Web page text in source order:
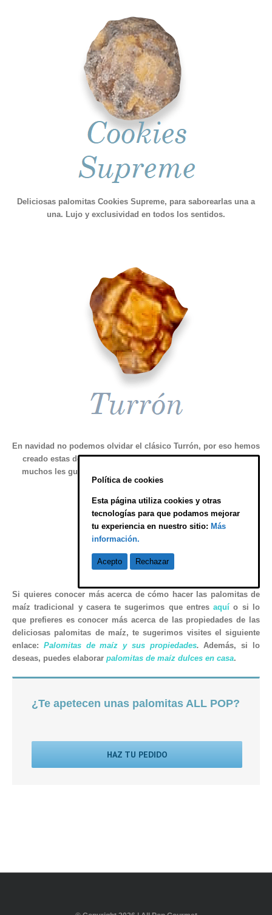
Deliciosas palomitas Cookies Supreme, para saborearlas una a
una. Lujo y exclusividad en todos los sentidos.
En navidad no podemos olvidar el clásico Turrón, por eso hemos
creado estas deliciosas palomitas con sabor a Turrón, que a
muchos les gusta no solo en navidad, sino que en cualquier
época del año
Si quieres conocer más acerca de cómo hacer las palomitas de
maíztradicional y caserate sugerimos que entresaquí o si lo
que prefieres es conocer más acerca de las propiedades de las
deliciosas palomitas de maíz, te sugerimos visites el siguiente
enlace: Palomitas de maíz y sus propiedades.Además, si lo
deseas, puedes elaborar palomitas de maíz dulces en casa.
¿Te apetecen unas palomitas ALL POP?
HAZ TU PEDIDO
Política de cookies
Esta página utiliza cookies y otras
tecnologías para que podamos mejorar
tu experiencia en nuestro sitio: Más
información.
Acepto Rechazar